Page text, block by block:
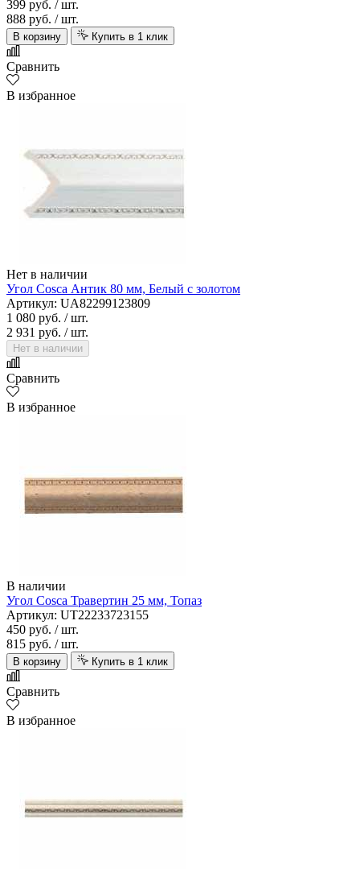
399 руб. / шт.
888 руб. / шт.
В корзину Купить в 1 клик
Сравнить
В избранное
Нет в наличии
Угол Cosca Антик 80 мм, Белый с золотом
Артикул: UA82299123809
1 080 руб. / шт.
2 931 руб. / шт.
Нет в наличии
Сравнить
В избранное
В наличии
Угол Cosca Травертин 25 мм, Топаз
Артикул: UT22233723155
450 руб. / шт.
815 руб. / шт.
В корзину Купить в 1 клик
Сравнить
В избранное